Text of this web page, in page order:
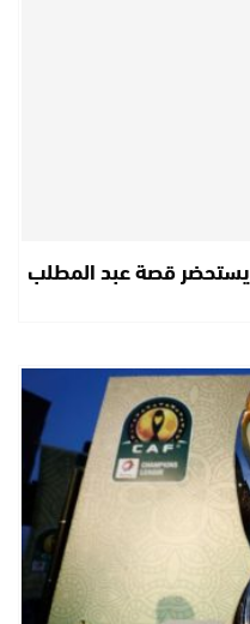
يستحضر قصة عبد المطلب